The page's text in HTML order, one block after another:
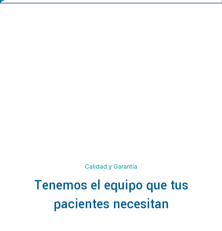
Calidad y Garantía
Tenemos el equipo que tus
pacientes necesitan